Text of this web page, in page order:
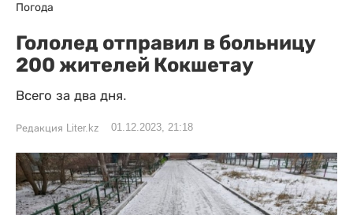
Погода
Гололед отправил в больницу
200 жителей Кокшетау
Всего за два дня.
Редакция Liter.kz 01.12.2023, 21:18